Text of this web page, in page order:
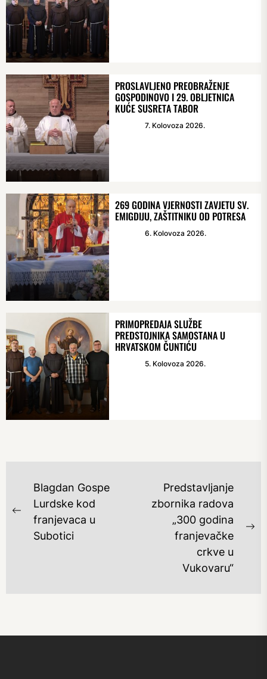
PROSLAVLJENO PREOBRAŽENJE
GOSPODINOVO I 29. OBLJETNICA
KUĆE SUSRETA TABOR
7. Kolovoza 2026.
269 GODINA VJERNOSTI ZAVJETU SV.
EMIGDIJU, ZAŠTITNIKU OD POTRESA
6. Kolovoza 2026.
PRIMOPREDAJA SLUŽBE
PREDSTOJNIKA SAMOSTANA U
HRVATSKOM ČUNTIĆU
5. Kolovoza 2026.
NAVIGACIJA
OBJAVA
Previous
post:
Blagdan Gospe
Lurdske kod
franjevaca u
Subotici
Predstavljanje
zbornika radova
„300 godina
franjevačke
crkve u
Vukovaru“